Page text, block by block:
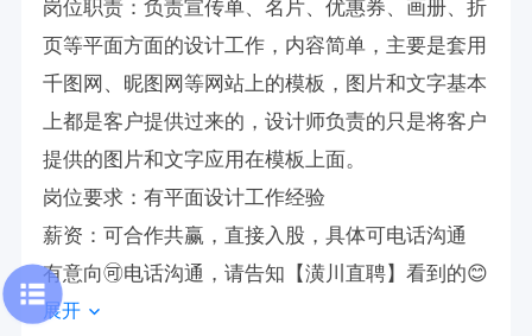
岗位职责：负责宣传单、名片、优惠券、画册、折
页等平面方面的设计工作，内容简单，主要是套用
千图网、昵图网等网站上的模板，图片和文字基本
上都是客户提供过来的，设计师负责的只是将客户
提供的图片和文字应用在模板上面。
岗位要求：有平面设计工作经验
薪资：可合作共赢，直接入股，具体可电话沟通
有意向🉑电话沟通，请告知【潢川直聘】看到的😊
展开